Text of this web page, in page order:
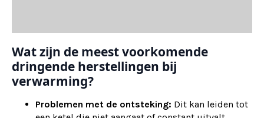
Wat zijn de meest voorkomende
dringende herstellingen bij
verwarming?
Problemen met de ontsteking: Dit kan leiden tot